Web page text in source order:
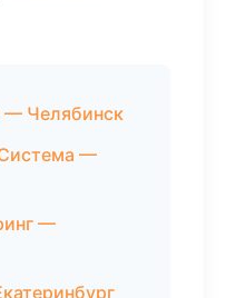
— Челябинск
—
—